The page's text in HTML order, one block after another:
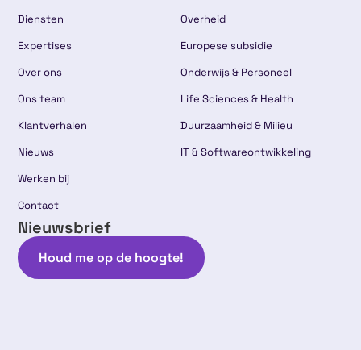
Diensten
Expertises
Over ons
Ons team
Klantverhalen
Nieuws
Werken bij
Contact
Overheid
Europese subsidie
Onderwijs & Personeel
Life Sciences & Health
Duurzaamheid & Milieu
IT & Softwareontwikkeling
Nieuwsbrief
Houd me op de hoogte!